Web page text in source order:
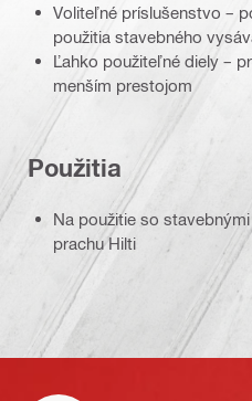
Voliteľné príslušenstvo –
použitia stavebného
Ľahko použiteľné diely –
menším prestojom
Použitia
Na použitie so
prachu Hilti